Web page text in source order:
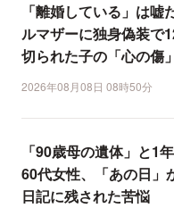
「離婚している」は
ルマザーに独身偽装で
切られた子の「心の傷
2026年08月08日 08時50分
「90歳母の遺体」と1
60代女性、「あの日」
日記に残された苦悩